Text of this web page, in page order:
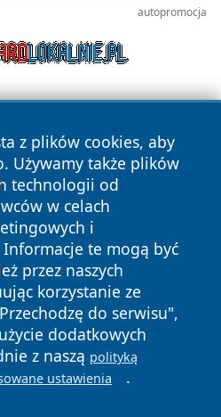
autopromocja
z plików cookies, aby
Używamy także plików
technologii od
w celach
i
Informacje te mogą być
przez naszych
korzystanie ze
do serwisu",
dodatkowych
z naszą polityką
ustawienia .
Wszystkie prawa
Polityka
Cookies